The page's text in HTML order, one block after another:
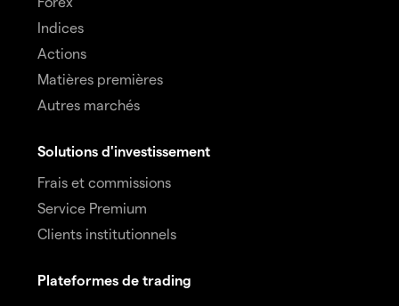
Indices
Actions
Matières premières
Autres marchés
Solutions d'investissement
Frais et commissions
Service Premium
Clients institutionnels
Plateformes de trading